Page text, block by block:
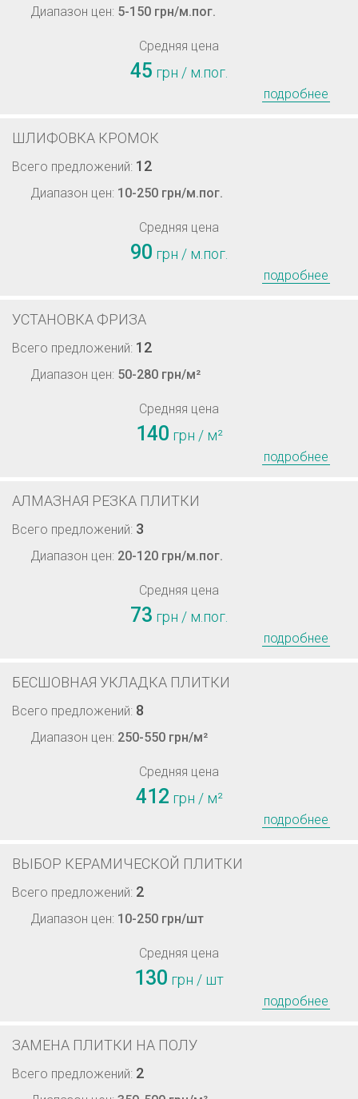
Диапазон цен: 5-150 грн/м.пог.
Средняя цена
45 грн / м.пог.
подробнее
ШЛИФОВКА КРОМОК
Всего предложений: 12
Диапазон цен: 10-250 грн/м.пог.
Средняя цена
90 грн / м.пог.
подробнее
УСТАНОВКА ФРИЗА
Всего предложений: 12
Диапазон цен: 50-280 грн/м²
Средняя цена
140 грн / м²
подробнее
АЛМАЗНАЯ РЕЗКА ПЛИТКИ
Всего предложений: 3
Диапазон цен: 20-120 грн/м.пог.
Средняя цена
73 грн / м.пог.
подробнее
БЕСШОВНАЯ УКЛАДКА ПЛИТКИ
Всего предложений: 8
Диапазон цен: 250-550 грн/м²
Средняя цена
412 грн / м²
подробнее
ВЫБОР КЕРАМИЧЕСКОЙ ПЛИТКИ
Всего предложений: 2
Диапазон цен: 10-250 грн/шт
Средняя цена
130 грн / шт
подробнее
ЗАМЕНА ПЛИТКИ НА ПОЛУ
Всего предложений: 2